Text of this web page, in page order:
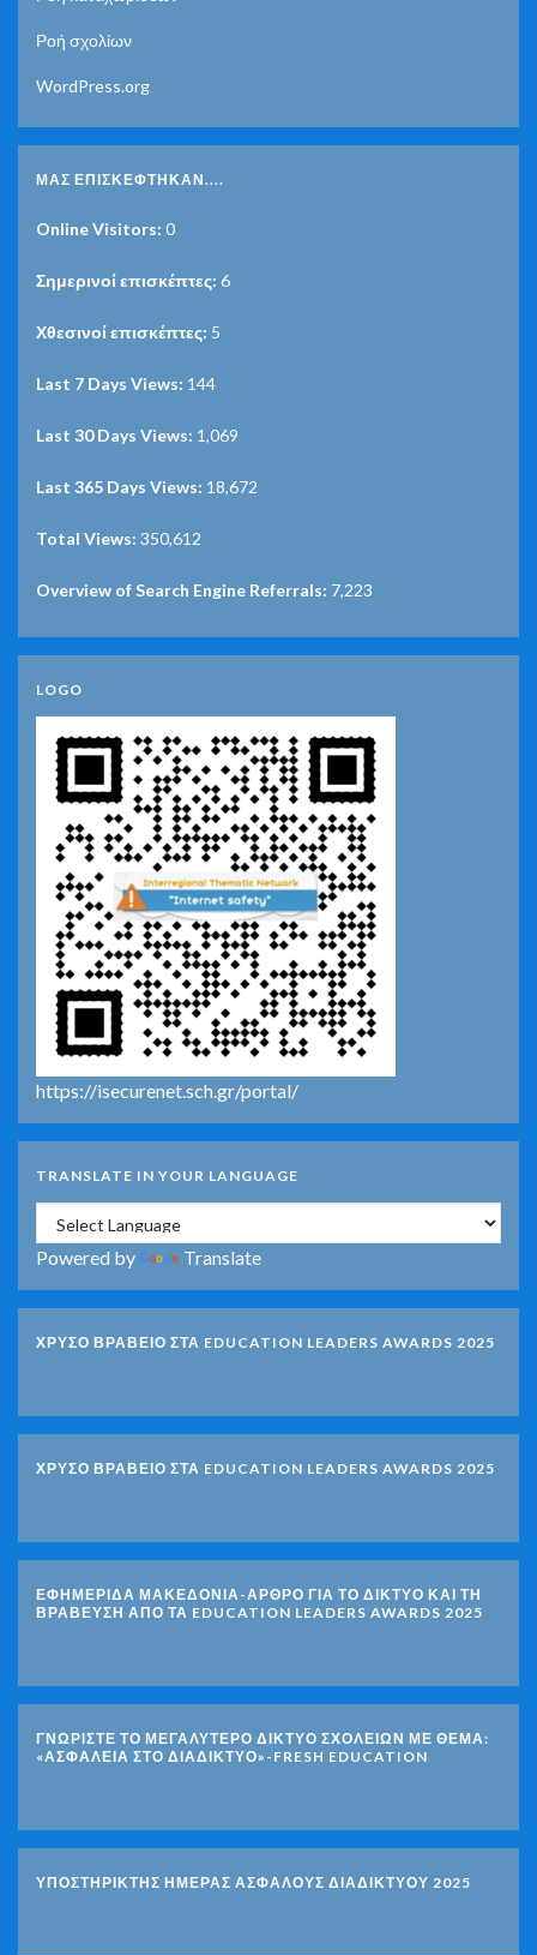
Ροή σχολίων
WordPress.org
ΜΑΣ ΕΠΙΣΚΈΦΤΗΚΑΝ....
Online Visitors: 0
Σημερινοί επισκέπτες: 6
Χθεσινοί επισκέπτες: 5
Last 7 Days Views: 144
Last 30 Days Views: 1,069
Last 365 Days Views: 18,672
Total Views: 350,612
Overview of Search Engine Referrals: 7,223
LOGO
https://isecurenet.sch.gr/portal/
TRANSLATE IN YOUR LANGUAGE
Powered by Translate
ΧΡΥΣΟ ΒΡΑΒΕΙΟ ΣΤΑ EDUCATION LEADERS AWARDS 2025
ΧΡΥΣΟ ΒΡΑΒΕΙΟ ΣΤΑ EDUCATION LEADERS AWARDS 2025
ΕΦΗΜΕΡΙΔΑ ΜΑΚΕΔΟΝΙΑ-ΑΡΘΡΟ ΓΙΑ ΤΟ ΔΙΚΤΥΟ ΚΑΙ ΤΗ
ΒΡΑΒΕΥΣΗ ΑΠΟ ΤΑ EDUCATION LEADERS AWARDS 2025
ΓΝΩΡΊΣΤΕ ΤΟ ΜΕΓΑΛΎΤΕΡΟ ΔΊΚΤΥΟ ΣΧΟΛΕΊΩΝ ΜΕ ΘΈΜΑ:
«ΑΣΦΆΛΕΙΑ ΣΤΟ ΔΙΑΔΊΚΤΥΟ»-FRESH EDUCATION
ΥΠΟΣΤΗΡΙΚΤΗΣ ΗΜΕΡΑΣ ΑΣΦΑΛΟΥΣ ΔΙΑΔΙΚΤΥΟΥ 2025